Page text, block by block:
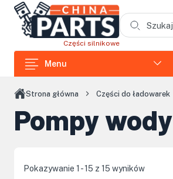
Przejdź do treści głównej
Części silnikowe
Menu
Części do ładowarek
Części do koparek
Części do wozideł
Strona główna Części do ładowarek
Pompy wody
Pokazywanie 1 - 15 z 15 wyników